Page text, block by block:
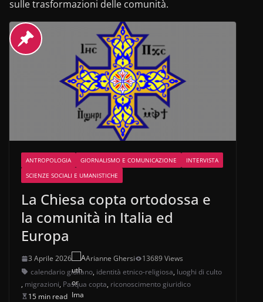
sulle trasformazioni delle comunità.
ANTROPOLOGIA GIORNALISMO E COMUNICAZIONE
INTERVISTA
SCIENZE SOCIALI E UMANISTICHE
La Chiesa copta ortodossa e
la comunità in Italia ed
Europa
3 Aprile 2026 Arianne Ghersi
13689 Views
calendario giuliano, identità etnico-religiosa, luoghi di culto
, migrazioni, Pasqua copta, riconoscimento giuridico
15 min read